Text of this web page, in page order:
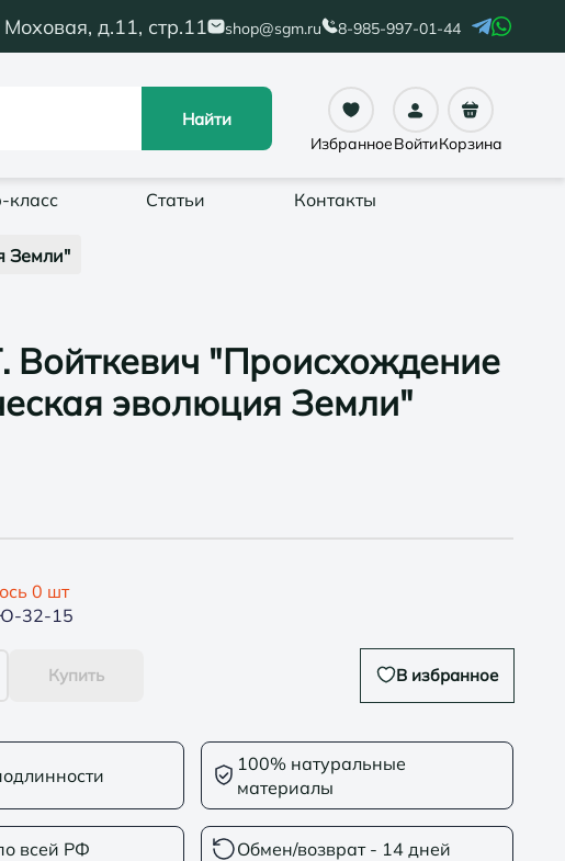
Моховая, д.11, стр.11 shop@sgm.ru 8-985-997-01-44
Найти
ИзбранноеВойтиКорзина
класс Статьи Контакты
Земли"
Войткевич "Происхождение
эволюция Земли"
0 шт
32-15
В избранное
Купить
100% натуральные
материалы
всей РФ Обмен/возврат - 14 дней